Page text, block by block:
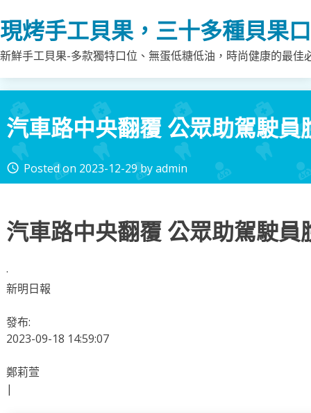
to
content
現烤手工貝果，三十多種貝果
新鮮手工貝果-多款獨特口位、無蛋低糖低油，時尚健康的最
汽車路中央翻覆 公眾助駕駛員
access_time Posted on 2023-12-29byadmin
汽車路中央翻覆 公眾助駕駛員
·
新明日報
發布:
2023-09-18 14:59:07
鄭莉萱
|